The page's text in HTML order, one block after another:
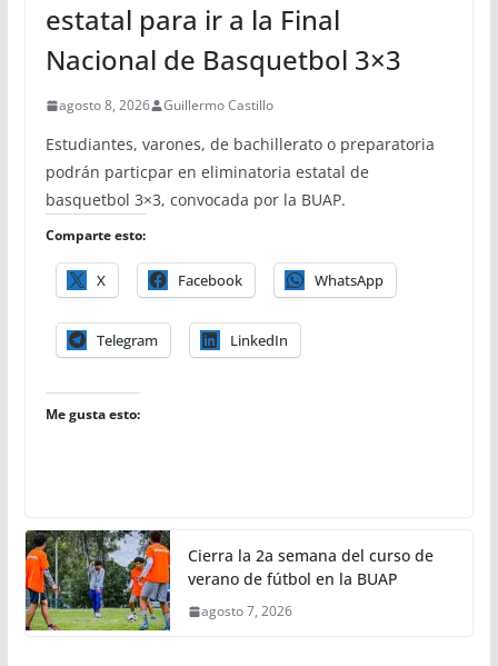
estatal para ir a la Final
Nacional de Basquetbol 3×3
agosto 8, 2026 Guillermo Castillo
Estudiantes, varones, de bachillerato o preparatoria
podrán particpar en eliminatoria estatal de
basquetbol 3×3, convocada por la BUAP.
Comparte esto:
X Facebook WhatsApp
Telegram LinkedIn
Me gusta esto:
Cierra la 2a semana del curso de
verano de fútbol en la BUAP
agosto 7, 2026